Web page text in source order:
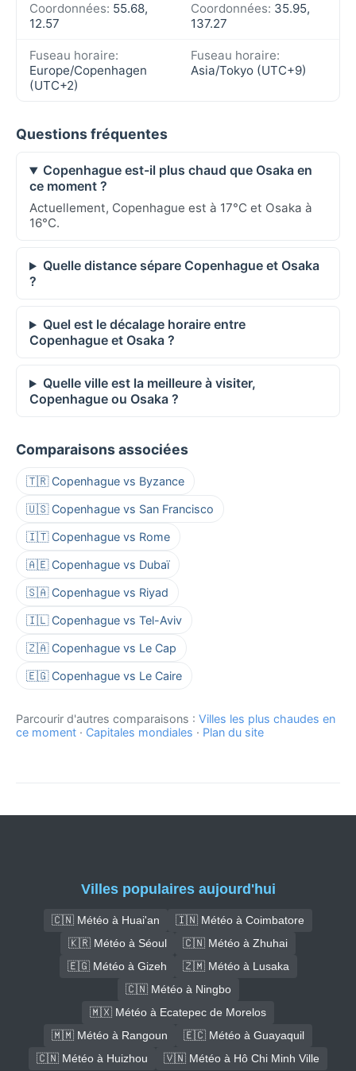
Coordonnées: 55.68,
12.57
Coordonnées: 35.95,
137.27
Fuseau horaire:
Europe/Copenhagen
(UTC+2)
Fuseau horaire:
Asia/Tokyo (UTC+9)
Questions fréquentes
Copenhague est-il plus chaud que Osaka en
ce moment ?
Actuellement, Copenhague est à 17°C et Osaka à
16°C.
Quelle distance sépare Copenhague et Osaka
?
Quel est le décalage horaire entre
Copenhague et Osaka ?
Quelle ville est la meilleure à visiter,
Copenhague ou Osaka ?
Comparaisons associées
🇹🇷 Copenhague vs Byzance
🇺🇸 Copenhague vs San Francisco
🇮🇹 Copenhague vs Rome
🇦🇪 Copenhague vs Dubaï
🇸🇦 Copenhague vs Riyad
🇮🇱 Copenhague vs Tel-Aviv
🇿🇦 Copenhague vs Le Cap
🇪🇬 Copenhague vs Le Caire
Parcourir d'autres comparaisons : Villes les plus chaudes en
ce moment · Capitales mondiales · Plan du site
Villes populaires aujourd'hui
🇨🇳 Météo à Huai'an
🇮🇳 Météo à Coimbatore
🇰🇷 Météo à Séoul
🇨🇳 Météo à Zhuhai
🇪🇬 Météo à Gizeh
🇿🇲 Météo à Lusaka
🇨🇳 Météo à Ningbo
🇲🇽 Météo à Ecatepec de Morelos
🇲🇲 Météo à Rangoun
🇪🇨 Météo à Guayaquil
🇨🇳 Météo à Huizhou
🇻🇳 Météo à Hô Chi Minh Ville